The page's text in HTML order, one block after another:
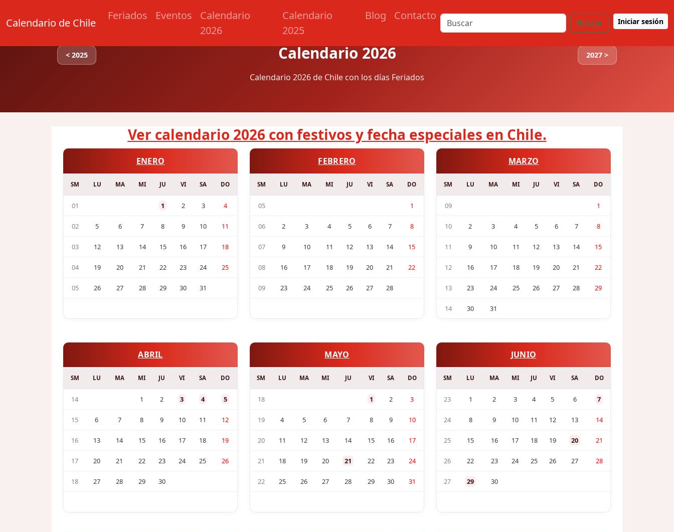
Calendario de Chile
Feriados Eventos
Calendario
2026
Calendario
2025
Blog Contacto
Buscar Iniciar sesión
< 2025 Calendario 2026 2027 >
Calendario 2026 de Chile con los días Feriados
Ver calendario 2026 con festivos y fecha especiales en Chile.
ENERO
SM LU MA MI JU VI SA DO
01 1 2 3 4
02 5 6 7 8 9 10 11
03 12 13 14 15 16 17 18
04 19 20 21 22 23 24 25
05 26 27 28 29 30 31
FEBRERO
SM LU MA MI JU VI SA DO
05 1
06 2 3 4 5 6 7 8
07 9 10 11 12 13 14 15
08 16 17 18 19 20 21 22
09 23 24 25 26 27 28
MARZO
SM LU MA MI JU VI SA DO
09 1
10 2 3 4 5 6 7 8
11 9 10 11 12 13 14 15
12 16 17 18 19 20 21 22
13 23 24 25 26 27 28 29
14 30 31
ABRIL
SM LU MA MI JU VI SA DO
14 1 2 3 4 5
15 6 7 8 9 10 11 12
16 13 14 15 16 17 18 19
17 20 21 22 23 24 25 26
18 27 28 29 30
MAYO
SM LU MA MI JU VI SA DO
18 1 2 3
19 4 5 6 7 8 9 10
20 11 12 13 14 15 16 17
21 18 19 20 21 22 23 24
22 25 26 27 28 29 30 31
JUNIO
SM LU MA MI JU VI SA DO
23 1 2 3 4 5 6 7
24 8 9 10 11 12 13 14
25 15 16 17 18 19 20 21
26 22 23 24 25 26 27 28
27 29 30